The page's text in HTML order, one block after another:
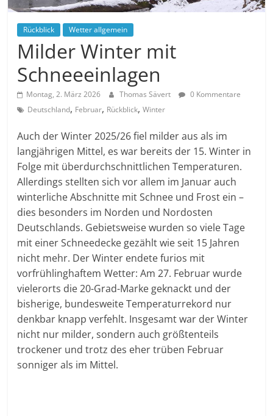
Rückblick Wetter allgemein
Milder Winter mit
Schneeeinlagen
Montag, 2. März 2026 Thomas Sävert
0 Kommentare
Deutschland, Februar, Rückblick,Winter
Auch der Winter 2025/26 fiel milder aus als im
langjährigen Mittel, es war bereits der 15. Winter in
Folge mit überdurchschnittlichen Temperaturen.
Allerdings stellten sich vor allem im Januar auch
winterliche Abschnitte mit Schnee und Frost ein –
dies besonders im Norden und Nordosten
Deutschlands. Gebietsweise wurden so viele Tage
mit einer Schneedecke gezählt wie seit 15 Jahren
nicht mehr. Der Winter endete furios mit
vorfrühlinghaftem Wetter: Am 27. Februar wurde
vielerorts die 20-Grad-Marke geknackt und der
bisherige, bundesweite Temperaturrekord nur
denkbar knapp verfehlt. Insgesamt war der Winter
nicht nur milder, sondern auch größtenteils
trockener und trotz des eher trüben Februar
sonniger als im Mittel.